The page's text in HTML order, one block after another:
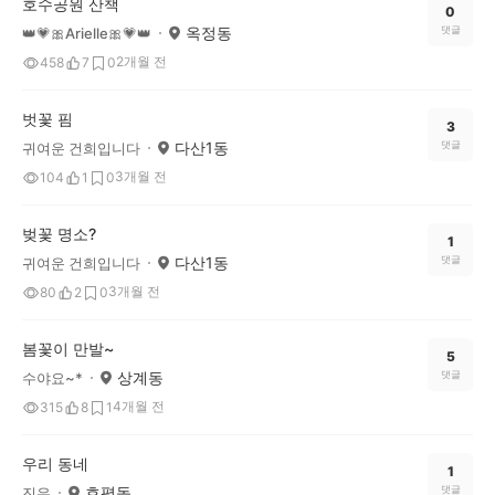
호수공원 산책
👑💗🎀Arielle🎀💗👑 옥정동
458 7 02개월 전
0
댓글
벗꽃 핌
귀여운 건희입니다 다산1동
104 1 03개월 전
3
댓글
벚꽃 명소?
귀여운 건희입니다 다산1동
80 2 03개월 전
1
댓글
봄꽃이 만발~
수야요~* 상계동
315 8 14개월 전
5
댓글
우리 동네 1
댓글